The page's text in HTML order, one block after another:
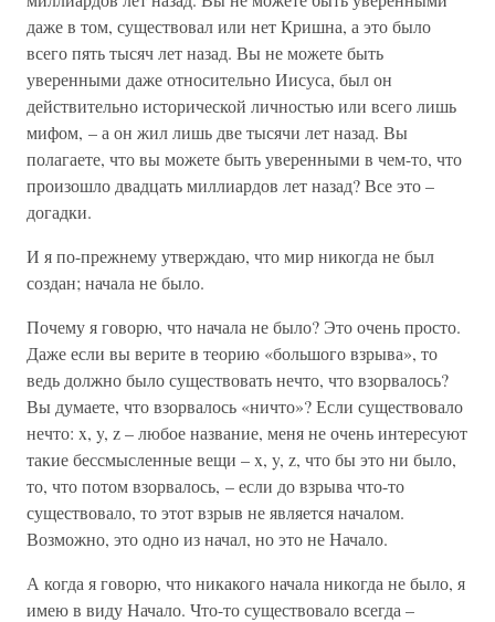
даже в том, существовал или нет Кришна, а это было
всего пять тысяч лет назад. Вы не можете быть
уверенными даже относительно Иисуса, был он
действительно исторической личностью или всего лишь
мифом, – а он жил лишь две тысячи лет назад. Вы
полагаете, что вы можете быть уверенными в чем-то, что
произошло двадцать миллиардов лет назад? Все это –
догадки.
И я по-прежнему утверждаю, что мир никогда не был
создан; начала не было.
Почему я говорю, что начала не было? Это очень просто.
Даже если вы верите в теорию «большого взрыва», то
ведь должно было существовать нечто, что взорвалось?
Вы думаете, что взорвалось «ничто»? Если существовало
нечто: x, y, z – любое название, меня не очень интересуют
такие бессмысленные вещи – x, y, z, что бы это ни было,
то, что потом взорвалось, – если до взрыва что-то
существовало, то этот взрыв не является началом.
Возможно, это одно из начал, но это не Начало.
А когда я говорю, что никакого начала никогда не было, я
имею в виду Начало. Что-то существовало всегда –